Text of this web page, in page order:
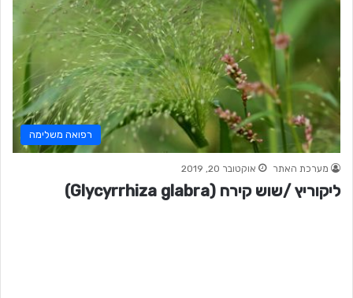
רפואה משלימה
מערכת האתר אוקטובר 20, 2019
ליקוריץ /שוש קירח (Glycyrrhiza glabra)